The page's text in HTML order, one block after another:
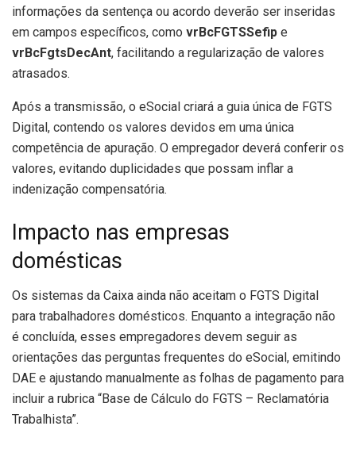
informações da sentença ou acordo deverão ser inseridas
em campos específicos, como vrBcFGTSSefip e
vrBcFgtsDecAnt, facilitando a regularização de valores
atrasados.
Após a transmissão, o eSocial criará a guia única de FGTS
Digital, contendo os valores devidos em uma única
competência de apuração. O empregador deverá conferir os
valores, evitando duplicidades que possam inflar a
indenização compensatória.
Impacto nas empresas
domésticas
Os sistemas da Caixa ainda não aceitam o FGTS Digital
para trabalhadores domésticos. Enquanto a integração não
é concluída, esses empregadores devem seguir as
orientações das perguntas frequentes do eSocial, emitindo
DAE e ajustando manualmente as folhas de pagamento para
incluir a rubrica “Base de Cálculo do FGTS – Reclamatória
Trabalhista”.